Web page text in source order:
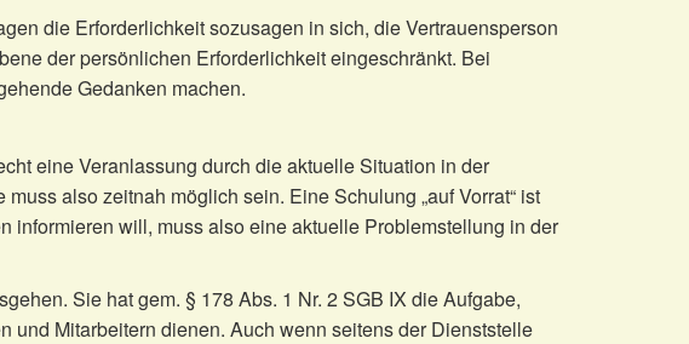
die Erforderlichkeit sozusagen in sich, die Vertrauensperson
der persönlichen Erforderlichkeit eingeschränkt. Bei
Gedanken machen.
eine Veranlassung durch die aktuelle Situation in der
also zeitnah möglich sein. Eine Schulung „auf Vorrat“ ist
informieren will, muss also eine aktuelle Problemstellung in der
Sie hat gem. § 178 Abs. 1 Nr. 2 SGB IX die Aufgabe,
Mitarbeitern dienen. Auch wenn seitens der Dienststelle